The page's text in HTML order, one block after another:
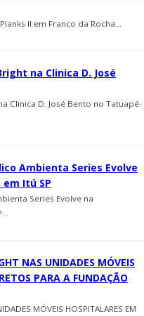
II em Franco da Rocha...
na Clinica D. José
Clinica D. José Bento no Tatuapé-
Ambienta Series Evolve
Itú SP
Series Evolve na
NAS UNIDADES MÓVEIS
PARA A FUNDAÇÃO
MÓVEIS HOSPITALARES EM